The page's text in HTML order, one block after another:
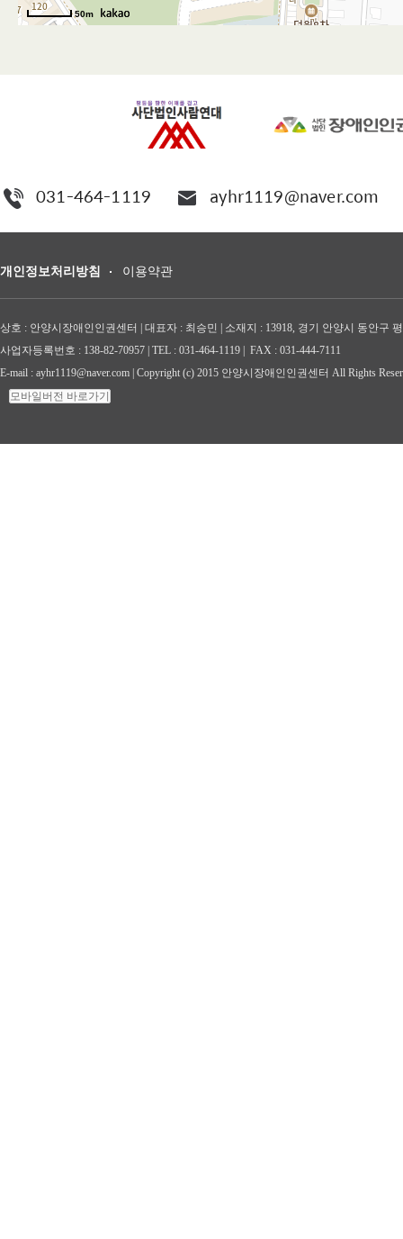
031-464-1119 ayhr1119@naver.com
개인정보처리방침 이용약관
상호 : 안양시장애인인권센터 | 대표자 : 최승민 | 소재지 : 13918, 경기 안양시 동안구
사업자등록번호 : 138-82-70957 | TEL : 031-464-1119 | FAX : 031-444-7111
E-mail : ayhr1119@naver.com | Copyright (c) 2015 안양시장애인인권센터 All Rights
모바일버전 바로가기